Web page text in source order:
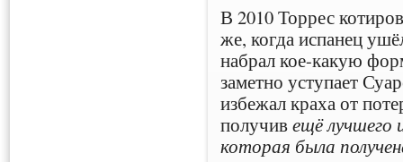
В 2010 Торрес
же, когда испанец
набрал кое-какую
заметно уступает
избежал краха от
получивещё лучшего
которая была